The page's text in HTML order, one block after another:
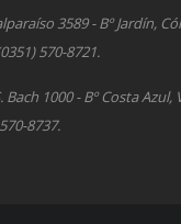
3589 - Bº Jardín,
570-8721.
Bach 1000 - Bº Costa Azul,
8737.